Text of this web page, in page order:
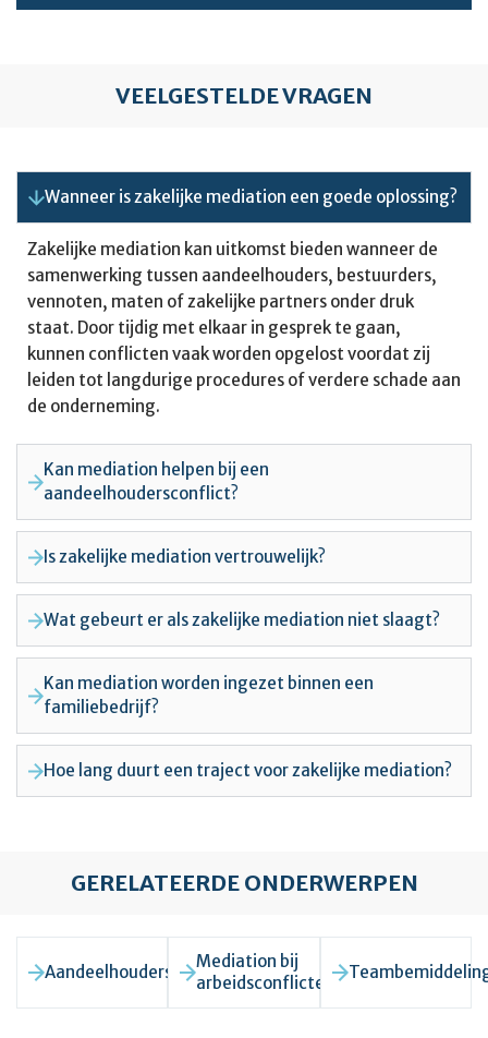
VEELGESTELDE VRAGEN
Wanneer is zakelijke mediation een goede oplossing?
Zakelijke mediation kan uitkomst bieden wanneer de
samenwerking tussen aandeelhouders, bestuurders,
vennoten, maten of zakelijke partners onder druk
staat. Door tijdig met elkaar in gesprek te gaan,
kunnen conflicten vaak worden opgelost voordat zij
leiden tot langdurige procedures of verdere schade aan
de onderneming.
Kan mediation helpen bij een
aandeelhoudersconflict?
Is zakelijke mediation vertrouwelijk?
Wat gebeurt er als zakelijke mediation niet slaagt?
Kan mediation worden ingezet binnen een
familiebedrijf?
Hoe lang duurt een traject voor zakelijke mediation?
GERELATEERDE ONDERWERPEN
Aandeelhoudersgeschillen
Mediation bij
arbeidsconflicten